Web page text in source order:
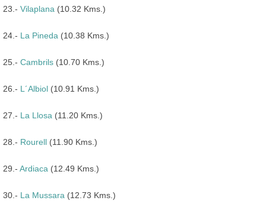
23.- Vilaplana (10.32 Kms.)
24.- La Pineda (10.38 Kms.)
25.- Cambrils (10.70 Kms.)
26.- L´Albiol (10.91 Kms.)
27.- La Llosa (11.20 Kms.)
28.- Rourell (11.90 Kms.)
29.- Ardiaca (12.49 Kms.)
30.- La Mussara (12.73 Kms.)